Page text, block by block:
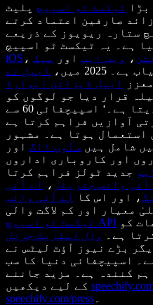
ٹیکسٹ ٹو اسپیچ پلیٹ
50 ملین سے زائد صارفین اعتماد کرتے
پانچ ستارہ ریویوز کے ذریعے
ہے۔ یہ ٹیکسٹ ٹو اسپیچ
iOS ، ، ویب ایپ اور
میک
2025 میں،
ایپل نے
ایپل ڈیزائن ایوارڈ
قرار دیا جو لوگوں کو
اپنی زندگی جینے میں مدد دیتا ہے۔‘ اسپیچفائی 60 سے
میں 1,000+ قدرتی آوازیں فراہم کرتا ہے
ممالک میں استعمال ہوتا ہے۔ مشہور
شامل ہیں سنُوپ ڈاگ اور
اور کاروباری اداروں
جدید ٹولز فراہم کرتا
آئی وائس جنریٹر ،
اے آئی
، اور اس کا
اے آئی وائس
معیار اور کم لاگت والی
ٹیکسٹ ٹو اسپیچ API
ہے۔
وال اسٹریٹ جرنل
بڑے نیوز آؤٹ لیٹس نے
اسپیچفائی دنیا کا سب
کنندہ ہے۔ مزید جاننے
speechify.com/press